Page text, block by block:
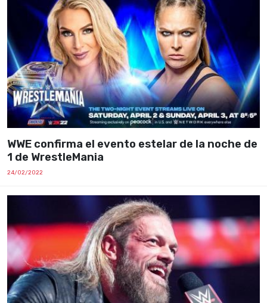
WWE confirma el evento estelar de la noche de
1 de WrestleMania
24/02/2022